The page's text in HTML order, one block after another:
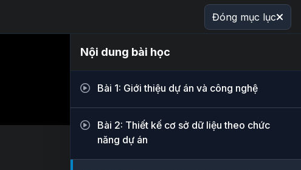
Đóng mục lục
Nội dung bài học
Bài 1: Giới thiệu dự án và công nghệ
Bài 2: Thiết kế cơ sở dữ liệu theo chức
năng dự án